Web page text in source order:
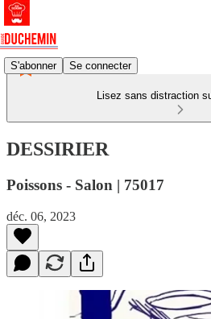
S'abonner Se connecter
Lisez sans distraction
DESSIRIER
Poissons - Salon | 75017
déc. 06, 2023